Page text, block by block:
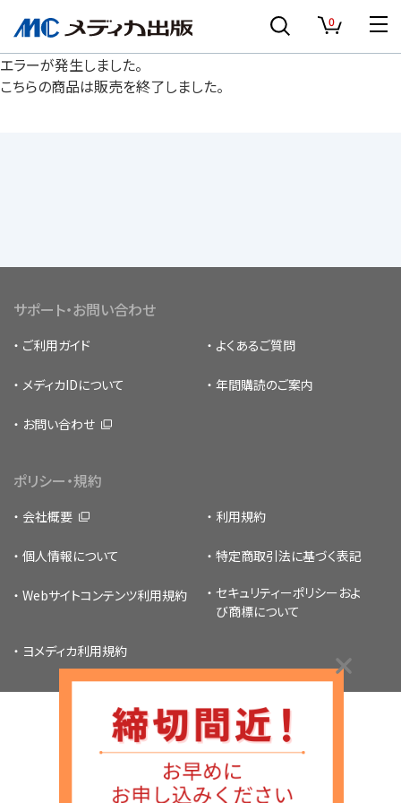
0
エラーが発生しました。
こちらの商品は販売を終了しました。
サポート・お問い合わせ
ご利用ガイド よくあるご質問
メディカIDについて 年間購読のご案内
お問い合わせ
ポリシー・規約
会社概要 利用規約
個人情報について 特定商取引法に基づく表記
Webサイトコンテンツ利用規約 セキュリティーポリシー およ
び商標について
ヨメディカ利用規約
Copyright © 1996 -
MEDICUS SHUPPAN,Publishers Co., Ltd.
All Rights Reserved.